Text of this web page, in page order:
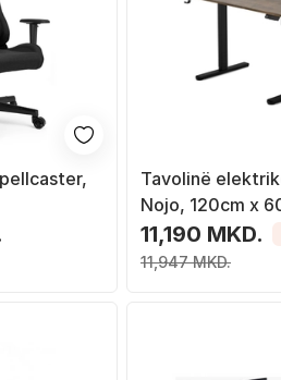
Tavolinë
Nojo, 120cm x
zezë/ druri
11,190 MKD.
11,947 MKD.